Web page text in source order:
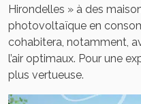
Hirondelles » à des
photovoltaïque en
cohabitera, notamment,
l’air optimaux. Pour une
plus vertueuse.